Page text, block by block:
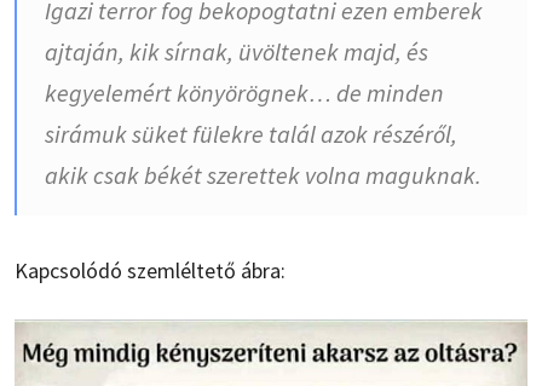
Igazi terror fog bekopogtatni ezen emberek
ajtaján, kik sírnak, üvöltenek majd, és
kegyelemért könyörögnek… de minden
sirámuk süket fülekre talál azok részéről,
akik csak békét szerettek volna maguknak.
Kapcsolódó szemléltető ábra: